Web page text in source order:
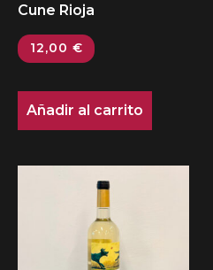
Cune Rioja
12,00 €
Añadir al carrito